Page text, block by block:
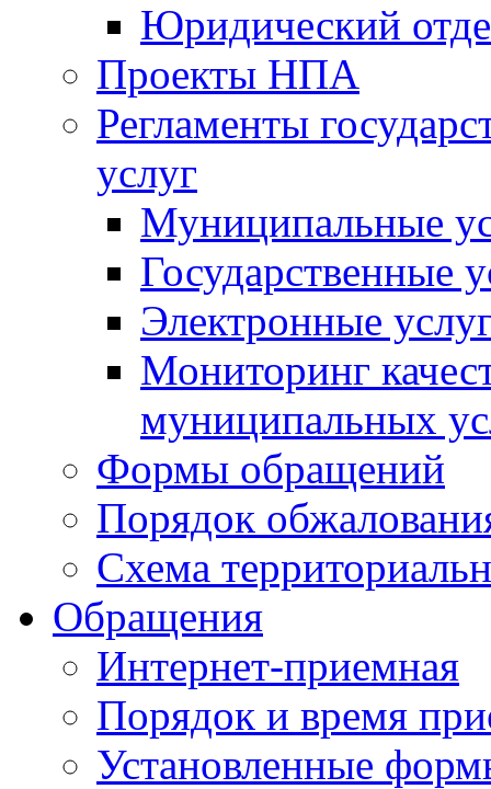
Юридический
Проекты НПА
Регламенты
услуг
Муниципальные
Государственные
Электронные
Мониторинг
муниципальных
Формы обращений
Порядок
Схема
Обращения
Интернет-приемная
Порядок и время
Установленные